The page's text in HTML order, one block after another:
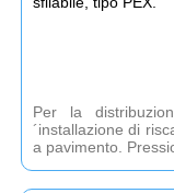
Per la
´installazione di
a pavimento.